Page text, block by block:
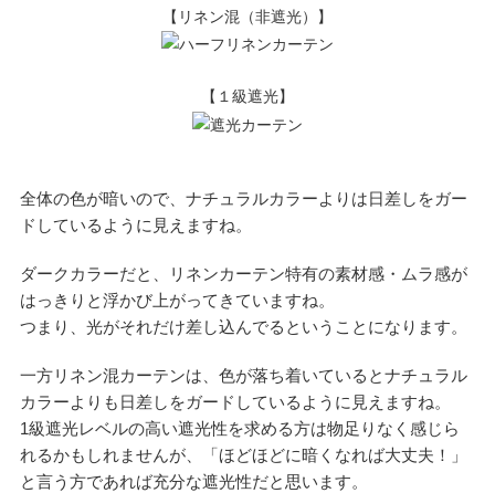
【リネン混（非遮光）】
【１級遮光】
全体の色が暗いので、ナチュラルカラーよりは日差しをガー
ドしているように見えますね。
ダークカラーだと、リネンカーテン特有の素材感・ムラ感が
はっきりと浮かび上がってきていますね。
つまり、光がそれだけ差し込んでるということになります。
一方リネン混カーテンは、色が落ち着いているとナチュラル
カラーよりも日差しをガードしているように見えますね。
1級遮光レベルの高い遮光性を求める方は物足りなく感じら
れるかもしれませんが、「ほどほどに暗くなれば大丈夫！」
と言う方であれば充分な遮光性だと思います。